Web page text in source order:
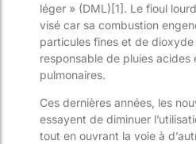
léger » (DML)[1]. Le fioul
visé car sa combustion
particules fines et de dioxyde
responsable de pluies acides
pulmonaires.
Ces dernières années, les
essayent de diminuer
tout en ouvrant la voie à